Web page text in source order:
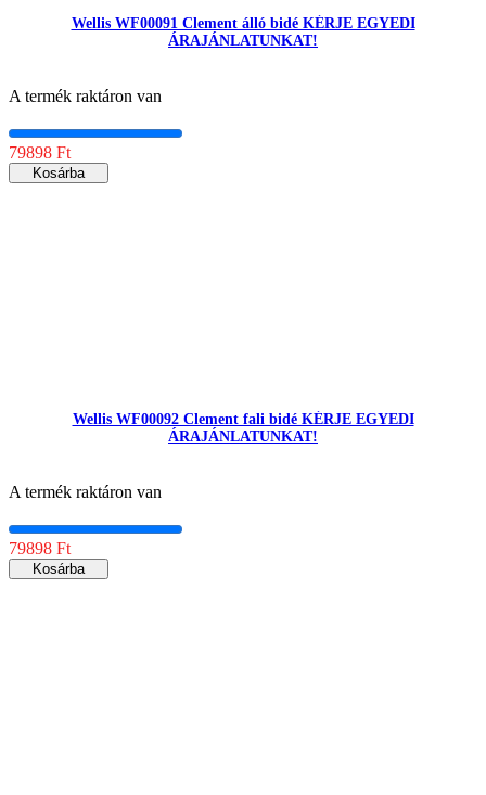
Wellis WF00091 Clement álló bidé KÉRJE EGYEDI
ÁRAJÁNLATUNKAT!
A termék raktáron van
79898 Ft
Kosárba
Wellis WF00092 Clement fali bidé KÉRJE EGYEDI
ÁRAJÁNLATUNKAT!
A termék raktáron van
79898 Ft
Kosárba